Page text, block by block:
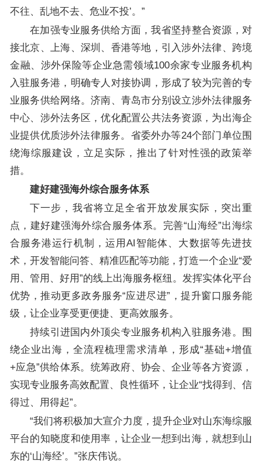
不往、乱地不去、危业不投’。”
在加强专业服务供给方面，我省坚持整合资源，对
接北京、上海、深圳、香港等地，引入涉外法律、跨境
金融、涉外保险等企业急需领域100余家专业服务机构
入驻服务港，明确专人对接协调，形成了较为完善的专
业服务供给网络。济南、青岛市分别设立涉外法律服务
中心、涉外法务区，优化配置公共法务资源，为出海企
业提供优质涉外法律服务。省委外办等24个部门单位围
绕海综服建设，立足实际，推出了针对性强的政策举
措。
建好建强海外综合服务体系
下一步，我省将立足全省开放发展实际，突出重
点，建好建强海外综合服务体系。完善“山海经”出海综
合服务港运行机制，运用AI智能体、大数据等先进技
术，开发智能问答、精准匹配等功能，打造一个企业“爱
用、管用、好用”的线上出海服务枢纽。发挥实体化平台
优势，推动更多政务服务“应进尽进”，提升窗口服务能
级，让企业享受更便捷、更高效服务。
持续引进国内外顶尖专业服务机构入驻服务港。围
绕企业出海，全流程梳理需求清单，形成“基础+增值
+应急”供给体系。统筹政府、协会、企业等各方资源，
实现专业服务高效配置、良性循环，让企业“找得到、信
得过、用得起”。
“我们将积极加大宣介力度，提升企业对山东海综服
平台的知晓度和使用率，让企业一想到出海，就想到山
东的‘山海经’。”张庆伟说。